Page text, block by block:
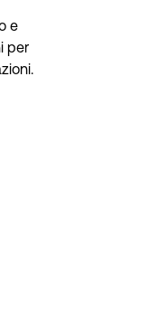
e
per